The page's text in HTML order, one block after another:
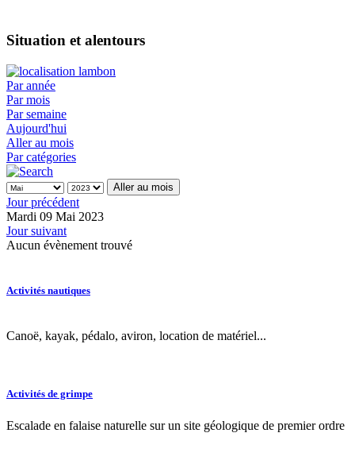
Situation et alentours
Par année
Par mois
Par semaine
Aujourd'hui
Aller au mois
Par catégories
Aller au mois
Jour précédent
Mardi 09 Mai 2023
Jour suivant
Aucun évènement trouvé
Activités nautiques
Canoë, kayak, pédalo, aviron, location de matériel...
Activités de grimpe
Escalade en falaise naturelle sur un site géologique de premier ordre